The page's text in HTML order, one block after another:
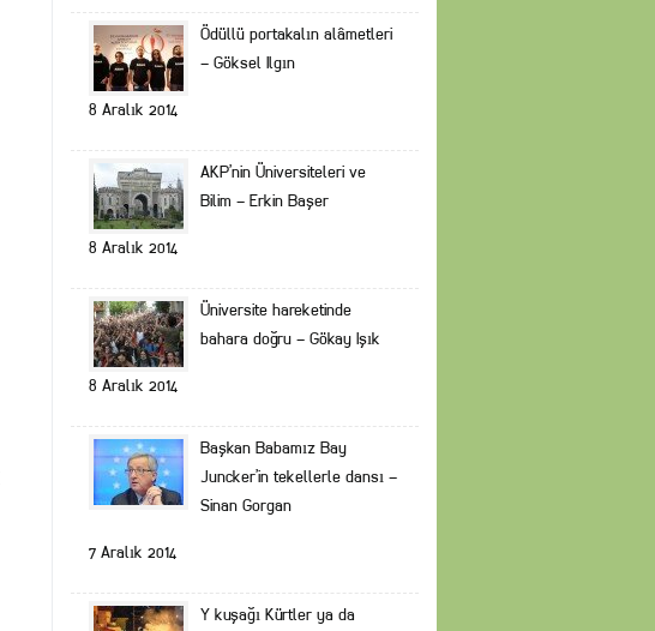
Ödüllü portakalın alâmetleri
– Göksel Ilgın
8 Aralık 2014
AKP’nin Üniversiteleri ve
Bilim – Erkin Başer
8 Aralık 2014
Üniversite hareketinde
bahara doğru – Gökay Işık
8 Aralık 2014
Başkan Babamız Bay
Juncker’in tekellerle dansı –
Sinan Gorgan
7 Aralık 2014
Y kuşağı Kürtler ya da